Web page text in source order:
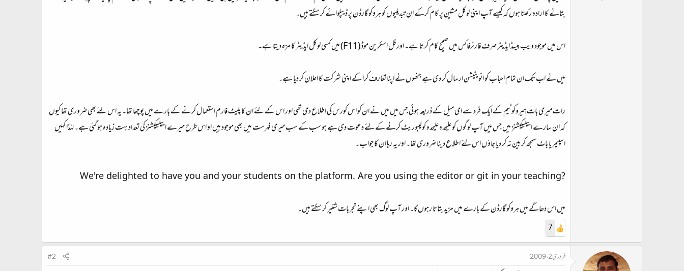
بتانے کا ارادہ رکھتا ہوں کہ کیسے آپ اپنی لوکل مشین پر کام کرکے ان تبدیلیوں کو ہروکو گارڈن پر ڈیپلوائے کر سکتے ہیں۔
اس میں موجود ویب بیسڈ ایڈیٹر صرف فارئرفاکس میں صحیح کام کرتا ہے۔ اور فل اسکرین موڈ (F11) میں کسی لوکل ایڈیٹر کا مزہ دیتا ہے۔
میں نے اب تک ان تمام احباب کو انویٹیشن ارسال کر دی ہے جنھوں نے اپنا تعارف کرا کے اپنی شرکت کا اعلان کر دیا ہے۔
رات میری بات ہیروکو ٹیم کے ایک فرد سے ای میل کے ذریعہ ہوئی جس میں میں نے ان کو اس کورس کی اطلاع دی تھی اور اس کے لئے ان کا پلیٹ فارم استعمال کرنے کے بارے میں پوچھا تھا۔ یہ اس لئے بھی ضروری تھا کیوں
کہ ان سارے ایپلیکیشنز میں جس میں آپ لوگوں کو علیحدہ علیحدہ کولیبوریٹ کرنے کے لئے دعوت دی ہے ہو سب کے سب میری فہرست میں بھی موجود ہیں او اس طرح میرے ایپلیکیشنز کی تعداد بہت زیادہ ہو گئی ہے۔ لہٰذا کہیں
اسپیمر یا باٹ سمجھ کر بین نہ کر دیا جاؤں اس لئے اطلاع دینا ضروری تھا۔ اور یہ رہا ان کا جواب۔
We're delighted to have you and your students on the platform. Are you using the editor or git in your teaching?
میں اس دھاگے میں ہروکو گارڈن کے بارے میں مزید بتاتا رہوں گا۔ اور آپ لوگ بھی اپنے تجربات شئیر کر سکتے ہیں۔
7
فروری 2، 2009 #2